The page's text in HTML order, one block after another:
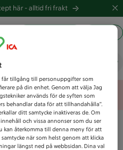
här -alltid fri frakt
idag?
error
får tillgång till personuppgifter som
på din enhet. Genom att välja Jag
används för de syften som
behandlar data för att tillhandahålla”.
ditt samtycke inaktiveras de. Om
och vissa annonser som du ser
kan återkomma till denna meny för att
när som helst genom att klicka
längst ned på webbsidan. Dina val